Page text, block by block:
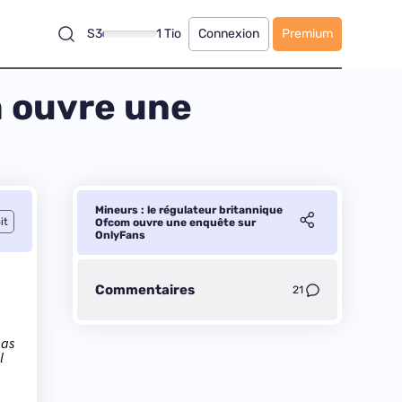
S3 1 Tio Connexion Premium
une
Mineurs : le régulateur britannique
Ofcom ouvre une enquête sur
OnlyFans
Commentaires 21